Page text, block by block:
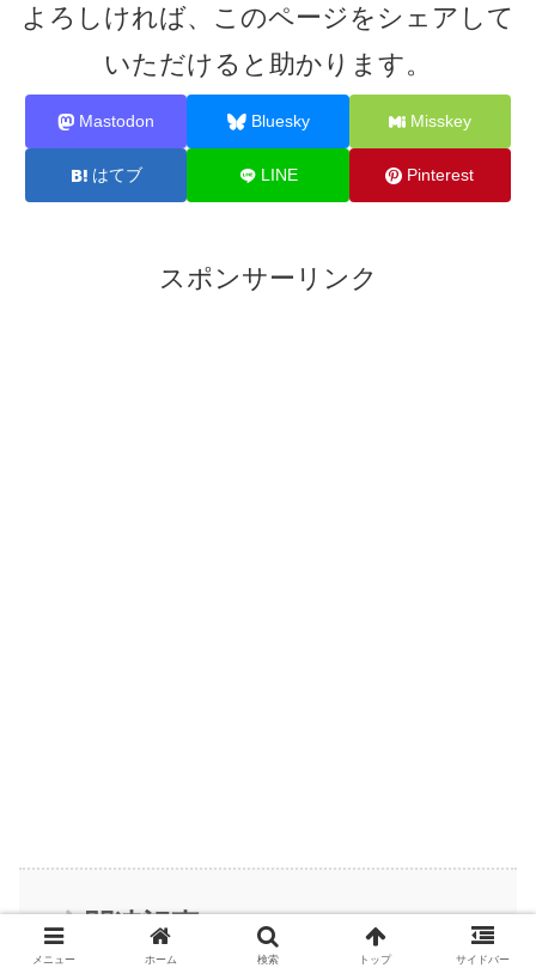
よろしければ、このページをシェアして
いただけると助かります。
Mastodon Bluesky Misskey
はてブ LINE Pinterest
スポンサーリンク
関連記事
メニュー ホーム 検索 トップ サイドバー